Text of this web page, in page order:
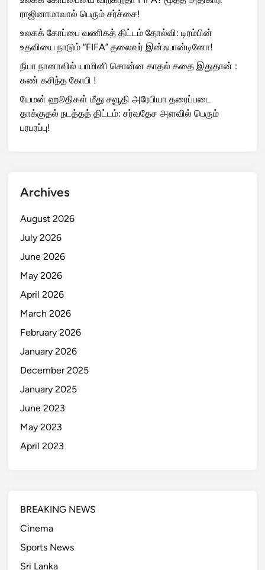
ராஜினாமாவால் பெரும் சர்ச்சை!
உலகக் கோப்பை வணிகத் திட்டம் தோல்வி: டிரம்பின்
உதவியை நாடும் “FIFA” தலைவர் இன்ஃபான்டினோ!
நீயா நானாவில் யாமினி சொன்ன காதல் கதை இதுதான் :
கண் கசிந்த கோபி !
யேமன் ஹூதிகள் மீது சவூதி அரேபியா தரைப்படை
தாக்குதல் நடத்தத் திட்டம்: சர்வதேச அளவில் பெரும்
பரபரப்பு!
Archives
August 2026
July 2026
June 2026
May 2026
April 2026
March 2026
February 2026
January 2026
December 2025
January 2025
June 2023
May 2023
April 2023
BREAKING NEWS
Cinema
Sports News
Sri Lanka